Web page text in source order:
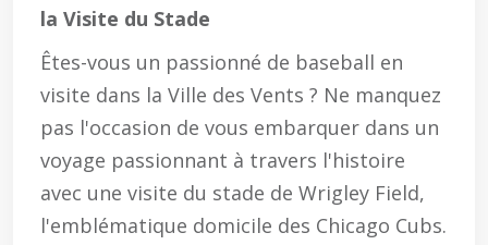
la Visite du Stade
Êtes-vous un passionné de baseball en
visite dans la Ville des Vents ? Ne manquez
pas l'occasion de vous embarquer dans un
voyage passionnant à travers l'histoire
avec une visite du stade de Wrigley Field,
l'emblématique domicile des Chicago Cubs.